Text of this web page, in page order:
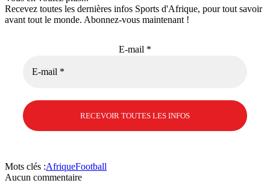
Recevez toutes les dernières infos Sports d'Afrique, pour tout savoir
avant tout le monde. Abonnez-vous maintenant !
E-mail *
Mots clés :AfriqueFootball
Aucun commentaire